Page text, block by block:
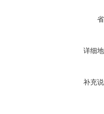
详细
补充